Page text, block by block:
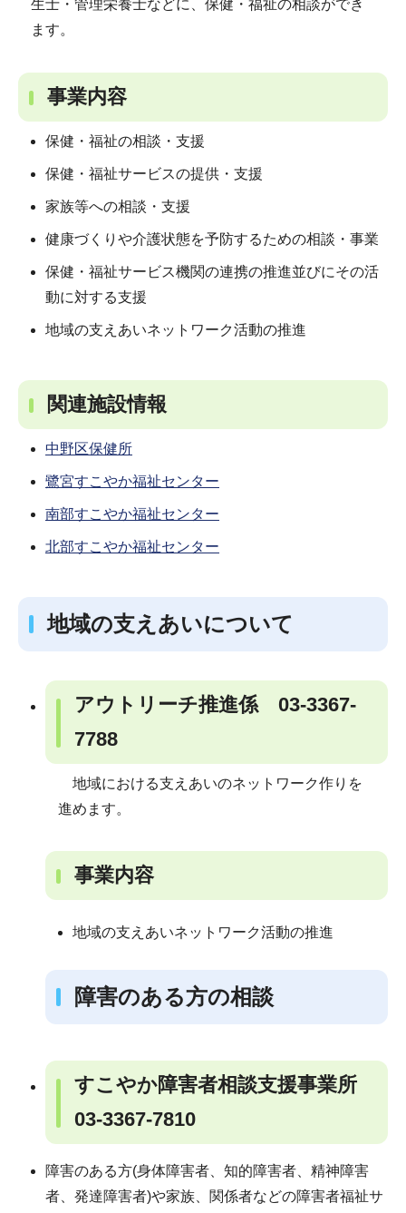
生士・管理栄養士などに、保健・福祉の相談ができ
ます。
事業内容
保健・福祉の相談・支援
保健・福祉サービスの提供・支援
家族等への相談・支援
健康づくりや介護状態を予防するための相談・事業
保健・福祉サービス機関の連携の推進並びにその活
動に対する支援
地域の支えあいネットワーク活動の推進
関連施設情報
中野区保健所
鷺宮すこやか福祉センター
南部すこやか福祉センター
北部すこやか福祉センター
地域の支えあいについて
アウトリーチ推進係 03-3367-
7788
地域における支えあいのネットワーク作りを
進めます。
事業内容
地域の支えあいネットワーク活動の推進
障害のある方の相談
すこやか障害者相談支援事業所
03-3367-7810
障害のある方(身体障害者、知的障害者、精神障害
者、発達障害者)や家族、関係者などの障害者福祉サ